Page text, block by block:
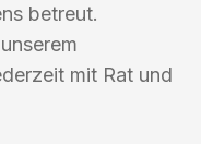
betreut.
mit Rat und